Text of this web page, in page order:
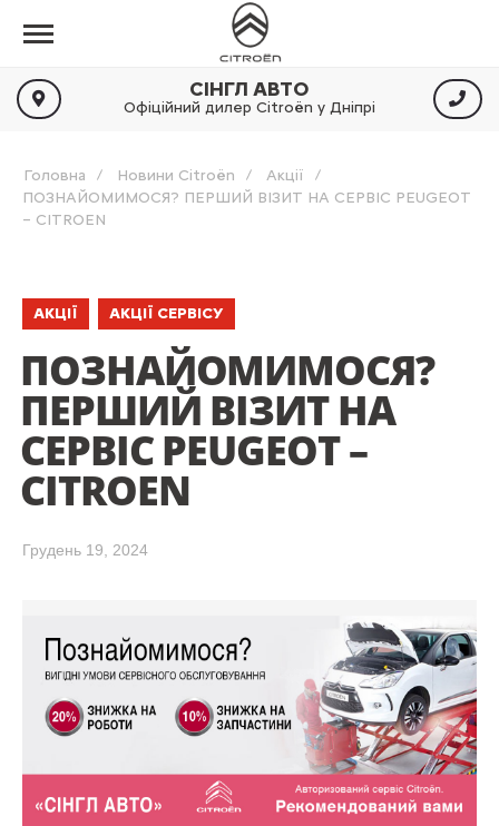
СІНГЛ АВТО
Офіційний дилер Citroën у Дніпрі
Головна Новини Citroën
Акції
ПОЗНАЙОМИМОСЯ? ПЕРШИЙ ВІЗИТ НА СЕРВІС PEUGEOT
– CITROEN
АКЦІЇ АКЦІЇ СЕРВІСУ
ПОЗНАЙОМИМОСЯ?
ПЕРШИЙ ВІЗИТ НА
СЕРВІС PEUGEOT –
CITROEN
Грудень 19, 2024